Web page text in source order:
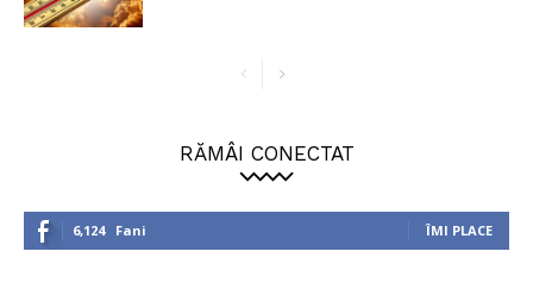
RĂMÂI CONECTAT
6,124 Fani ÎMI PLACE